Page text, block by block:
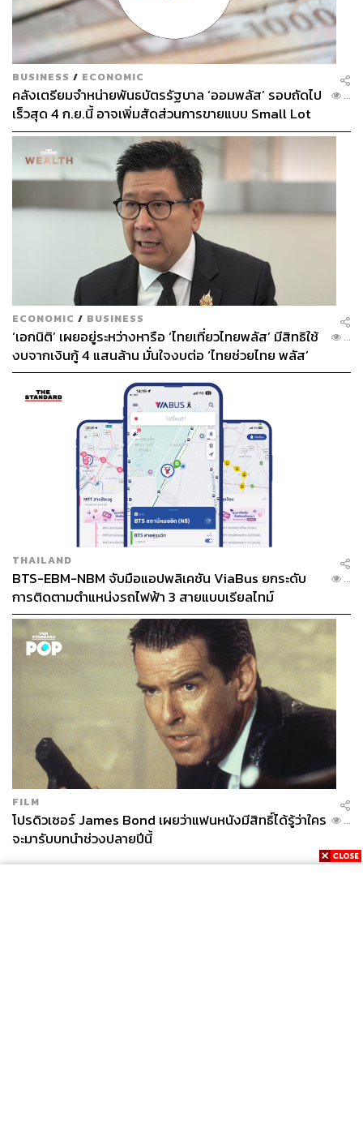
BUSINESS / ECONOMIC
คลังเตรียมจำหน่ายพันธบัตรรัฐบาล ‘ออมพลัส’ รอบถัดไป
เร็วสุด 4 ก.ย.นี้ อาจเพิ่มสัดส่วนการขายแบบ Small Lot
First มากขึ้น
...
ECONOMIC / BUSINESS
‘เอกนิติ’ เผยอยู่ระหว่างหารือ ‘ไทยเที่ยวไทยพลัส’ มีสิทธิใช้
งบจากเงินกู้ 4 แสนล้าน มั่นใจงบต่อ ‘ไทยช่วยไทย พลัส’
เฟส 2 มีเพียงพอ
...
THAILAND
BTS-EBM-NBM จับมือแอปพลิเคชัน ViaBus ยกระดับ
การติดตามตำแหน่งรถไฟฟ้า 3 สายแบบเรียลไทม์
...
FILM
โปรดิวเซอร์ James Bond เผยว่าแฟนหนังมีสิทธิ์ได้รู้ว่าใคร
จะมารับบทนำช่วงปลายปีนี้
...